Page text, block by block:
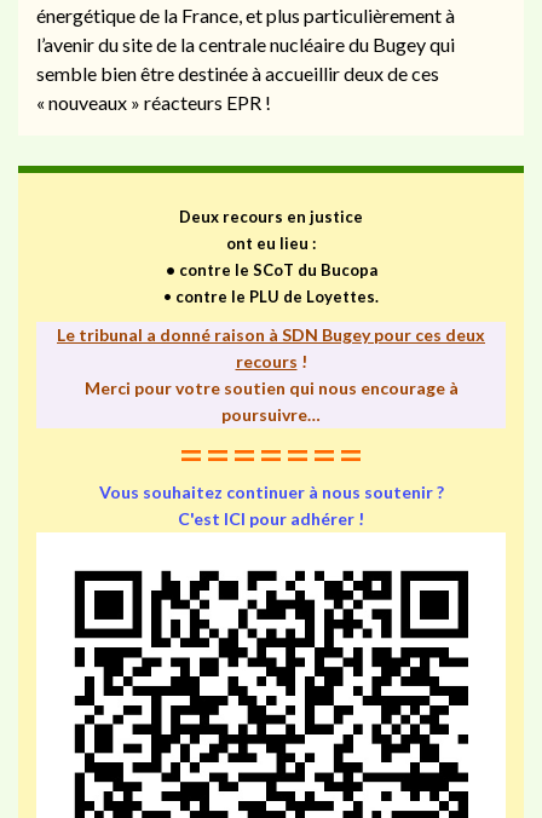
énergétique de la France, et plus particulièrement à
l’avenir du site de la centrale nucléaire du Bugey qui
semble bien être destinée à accueillir deux de ces
« nouveaux » réacteurs EPR !
Deux recours en justice
ont eu lieu :
• contre le SCoT du Bucopa
• contre le PLU de Loyettes.
Le tribunal a donné raison à SDN Bugey pour ces deux
recours !
Merci pour votre soutien qui nous encourage à
poursuivre…
=======
Vous souhaitez continuer à nous soutenir ?
C'est ICI pour adhérer !